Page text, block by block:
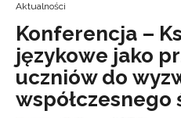
Aktualności
Konferencja –
językowe jako
uczniów do
współczesnego